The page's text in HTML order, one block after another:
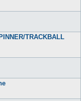
TRACKBALL